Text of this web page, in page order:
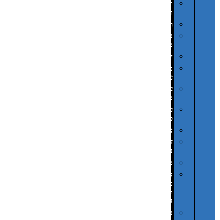
תערוכות
וכנסים
רמקולים
סוכריות
ממותגות
יודאיקה
מארזי
עטים
עטי
מתכת
עטי
פלסטיק
אוזניות
זכרונות
ניידים
מפצלים
סביבת
מחשב
וציוד
היקפי
סוללות